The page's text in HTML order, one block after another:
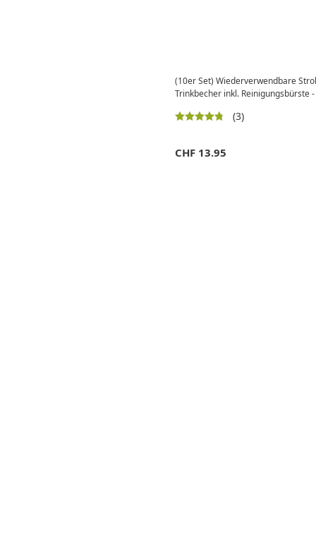
(10er Set) Wiederverwendbare
Trinkbecher inkl. Reinigungsbürste
(3)
CHF 13.95